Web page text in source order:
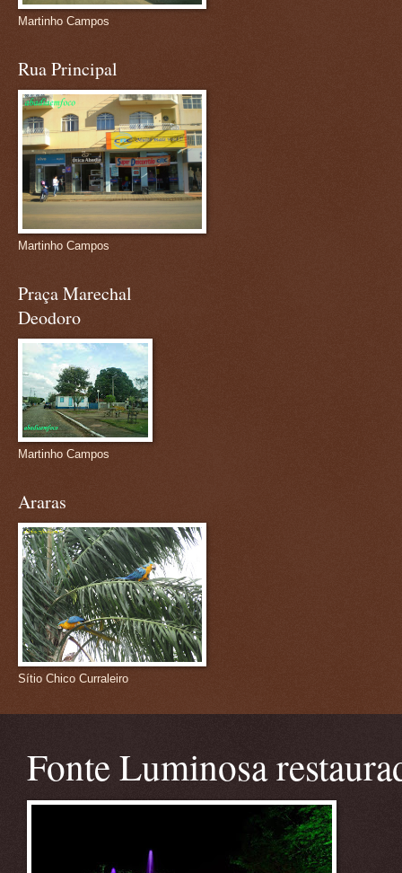
Martinho Campos
Rua Principal
Martinho Campos
Praça Marechal
Deodoro
Martinho Campos
Araras
Sítio Chico Curraleiro
Fonte Luminosa